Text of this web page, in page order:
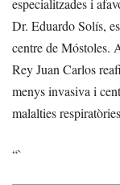
especialitzades i
Dr. Eduardo Solís,
centre de Móstoles.
Rey Juan Carlos
menys invasiva i
malalties
“`